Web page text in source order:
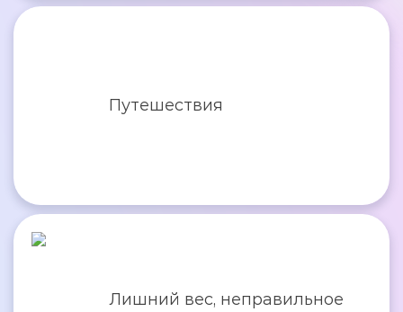
Путешествия
Лишний вес, неправильное